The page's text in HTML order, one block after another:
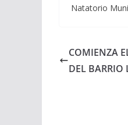
Natatorio
COMIENZA
DEL